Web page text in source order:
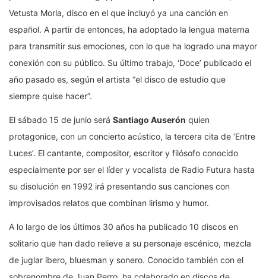
Vetusta Morla, disco en el que incluyó ya una canción en
español. A partir de entonces, ha adoptado la lengua materna
para transmitir sus emociones, con lo que ha logrado una mayor
conexión con su público. Su último trabajo, ‘Doce’ publicado el
año pasado es, según el artista “el disco de estudio que
siempre quise hacer”.
El sábado 15 de junio será Santiago Auserón quien
protagonice, con un concierto acústico, la tercera cita de ‘Entre
Luces’. El cantante, compositor, escritor y filósofo conocido
especialmente por ser el líder y vocalista de Radio Futura hasta
su disolución en 1992 irá presentando sus canciones con
improvisados relatos que combinan lirismo y humor.
A lo largo de los últimos 30 años ha publicado 10 discos en
solitario que han dado relieve a su personaje escénico, mezcla
de juglar ibero, bluesman y sonero. Conocido también con el